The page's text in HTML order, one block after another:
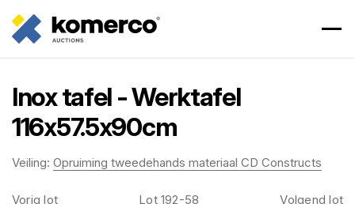
Inox tafel - Werktafel
116x57.5x90cm
Veiling: Opruiming tweedehands materiaal CD Constructs
Vorig lot Lot 192-58 Volgend lot